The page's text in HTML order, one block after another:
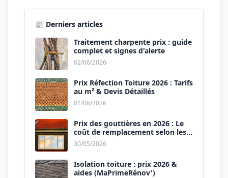
📰 Derniers articles
Traitement charpente prix : guide
complet et signes d'alerte
02/06/2026
Prix Réfection Toiture 2026 : Tarifs
au m² & Devis Détaillés
01/06/2026
Prix des gouttières en 2026 : Le
coût de remplacement selon les
matériaux
30/05/2026
Isolation toiture : prix 2026 &
aides (MaPrimeRénov')